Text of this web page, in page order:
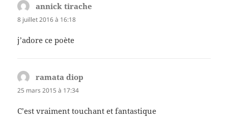
annick tirache
8 juillet 2016 à 16:18
j’adore ce poète
ramata diop
25 mars 2015 à 17:34
C’est vraiment touchant et fantastique